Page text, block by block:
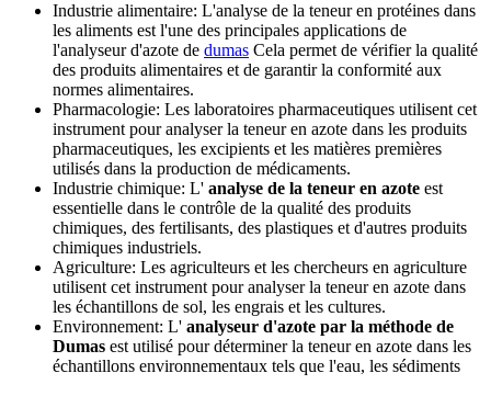
Industrie alimentaire: L'analyse de la teneur en protéines dans
les aliments est l'une des principales applications de
l'analyseur d'azote de dumas Cela permet de vérifier la qualité
des produits alimentaires et de garantir la conformité aux
normes alimentaires.
Pharmacologie: Les laboratoires pharmaceutiques utilisent cet
instrument pour analyser la teneur en azote dans les produits
pharmaceutiques, les excipients et les matières premières
utilisés dans la production de médicaments.
Industrie chimique: L' analyse de la teneur en azote est
essentielle dans le contrôle de la qualité des produits
chimiques, des fertilisants, des plastiques et d'autres produits
chimiques industriels.
Agriculture: Les agriculteurs et les chercheurs en agriculture
utilisent cet instrument pour analyser la teneur en azote dans
les échantillons de sol, les engrais et les cultures.
Environnement: L' analyseur d'azote par la méthode de
Dumas est utilisé pour déterminer la teneur en azote dans les
échantillons environnementaux tels que l'eau, les sédiments